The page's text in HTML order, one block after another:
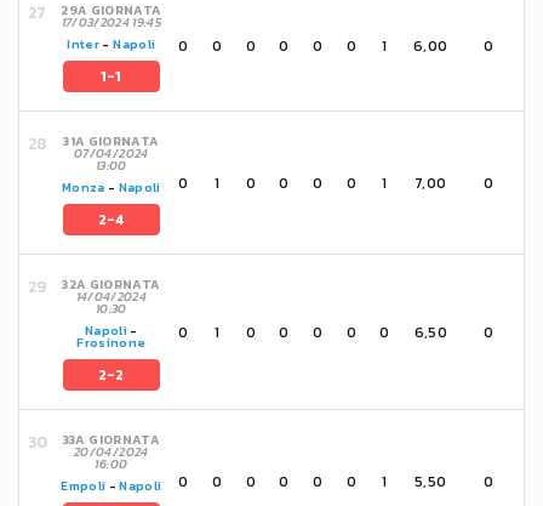
29A GIORNATA
17/03/2024 19:45
Inter -Napoli
1-1
0 0 0 0 0 0 1 6,00 0
31A GIORNATA
07/04/2024
13:00
Monza - Napoli
2-4
0 1 0 0 0 0 1 7,00 0
32A GIORNATA
14/04/2024
10:30
Napoli -
Frosinone
2-2
0 1 0 0 0 0 0 6,50 0
33A GIORNATA
20/04/2024
16:00
Empoli -Napoli 0 0 0 0 0 0 1 5,50 0